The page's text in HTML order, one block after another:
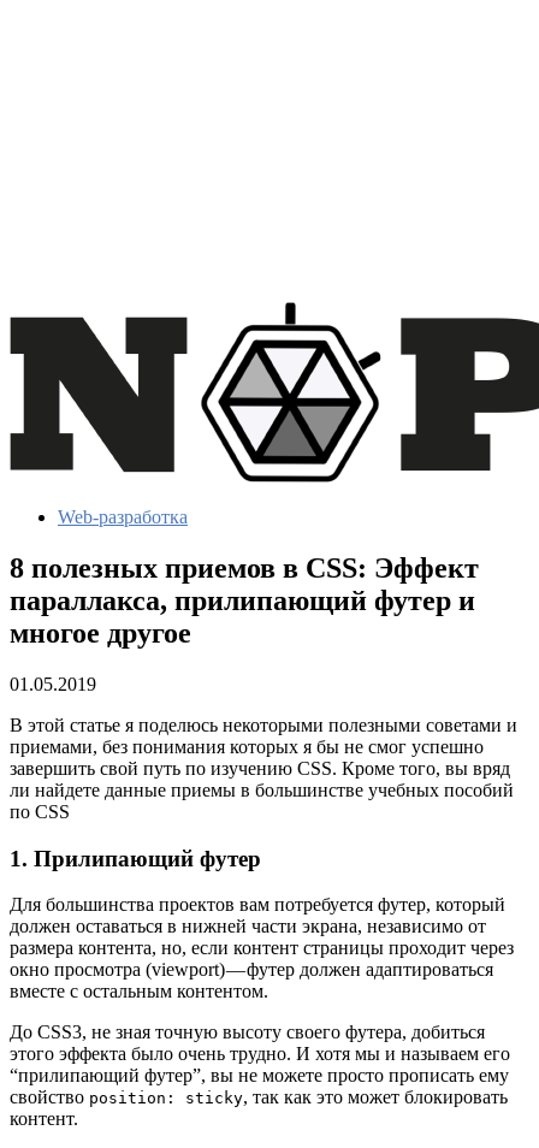
Web-разработка
8 полезных приемов в CSS: Эффект
параллакса, прилипающий футер и
многое другое
01.05.2019
В этой статье я поделюсь некоторыми полезными советами и
приемами, без понимания которых я бы не смог успешно
завершить свой путь по изучению CSS. Кроме того, вы вряд
ли найдете данные приемы в большинстве учебных пособий
по CSS
1. Прилипающий футер
Для большинства проектов вам потребуется футер, который
должен оставаться в нижней части экрана, независимо от
размера контента, но, если контент страницы проходит через
окно просмотра (viewport) — футер должен адаптироваться
вместе с остальным контентом.
До CSS3, не зная точную высоту своего футера, добиться
этого эффекта было очень трудно. И хотя мы и называем его
“прилипающий футер”, вы не можете просто прописать ему
свойство position: sticky, так как это может блокировать
контент.